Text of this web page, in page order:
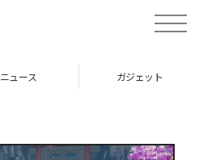
toggle
ニュース ガジェット